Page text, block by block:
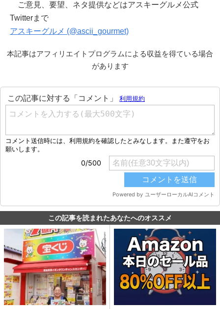
ご意見、要望、ネタ提供などはアスキーグルメ公式
Twitterまで
アスキーグルメ (@ascii_gourmet)
本記事はアフィリエイトプログラムによる収益を得ている場合
があります
この記事を読まれたあなたへのオススメ